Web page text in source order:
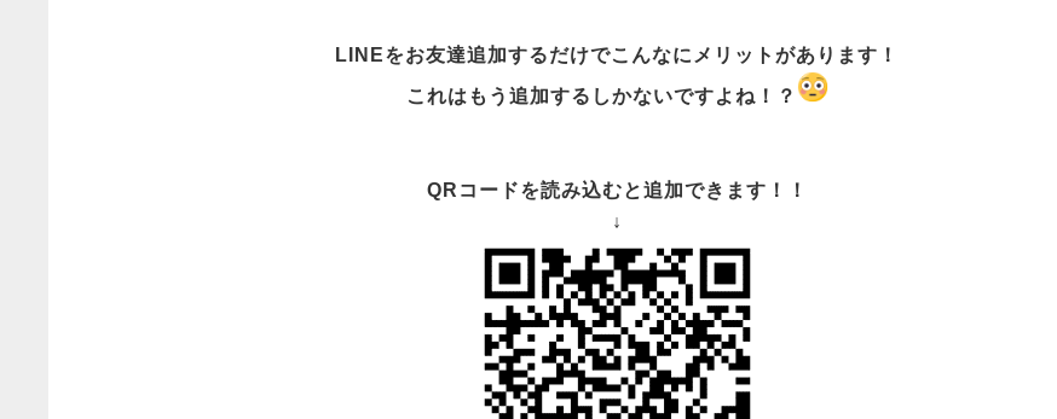
LINEをお友達追加するだけでこんなにメリットがあります！
これはもう追加するしかないですよね！？
QRコードを読み込むと追加できます！！
↓